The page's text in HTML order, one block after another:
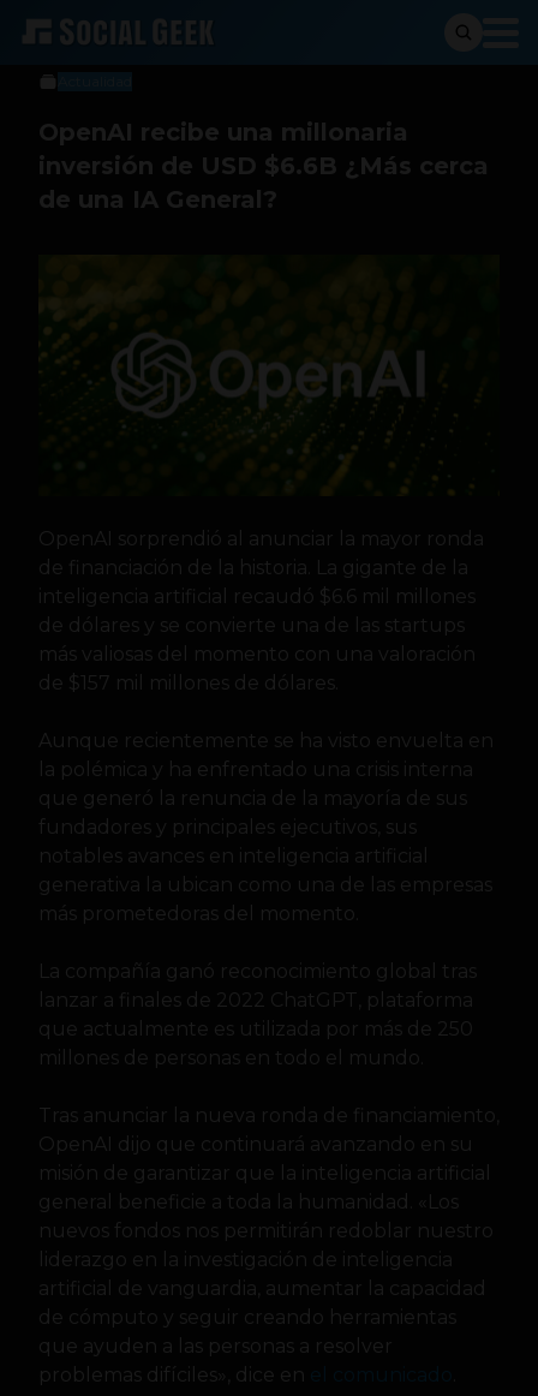
Social Geek
3 de octubre de 2024
OpenAI recibe una millonaria
inversión de USD $6.6B ¿Más cerca
de una IA General?
OpenAI sorprendió al anunciar la mayor ronda
de financiación de la historia. La gigante de la
inteligencia artificial recaudó $6.6 mil millones
de dólares y se convierte una de las startups
más valiosas del momento con una valoración
de $157 mil millones de dólares.
Aunque recientemente se ha visto envuelta en
la polémica y ha enfrentado una crisis interna
que generó la renuncia de la mayoría de sus
fundadores y principales ejecutivos, sus
notables avances en inteligencia artificial
generativa la ubican como una de las empresas
más prometedoras del momento.
La compañía ganó reconocimiento global tras
lanzar a finales de 2022 ChatGPT, plataforma
que actualmente es utilizada por más de 250
millones de personas en todo el mundo.
Tras anunciar la nueva ronda de financiamiento,
OpenAI dijo que continuará avanzando en su
misión de garantizar que la inteligencia artificial
general beneficie a toda la humanidad. «Los
nuevos fondos nos permitirán redoblar nuestro
liderazgo en la investigación de inteligencia
artificial de vanguardia, aumentar la capacidad
de cómputo y seguir creando herramientas
que ayuden a las personas a resolver
problemas difíciles», dice en